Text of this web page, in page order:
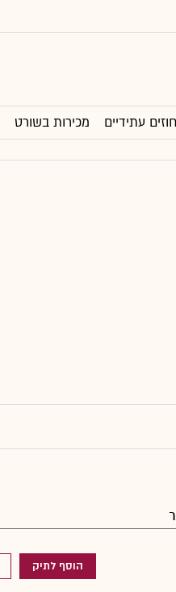
חוזים עתידיים מכירות בשורט
הוסף לתיק